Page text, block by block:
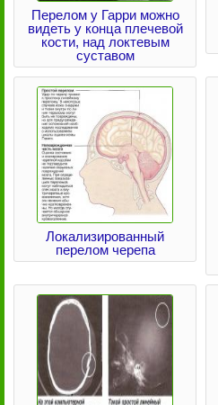
Перелом у Гарри можно
видеть у конца плечевой
кости, над локтевым
суставом
Локализированный
перелом черепа